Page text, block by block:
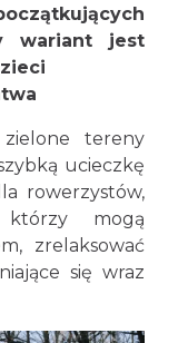
wariant jest
tereny
ucieczkę
rowerzystów,
którzy mogą
zrelaksować
się wraz